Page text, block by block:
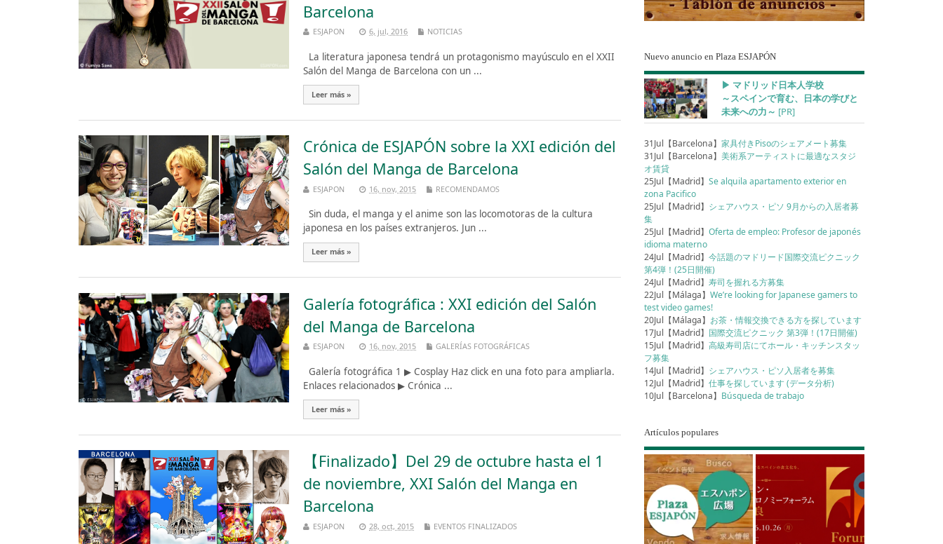
Barcelona
ESJAPON 6, jul, 2016 NOTICIAS
La literatura japonesa tendrá un protagonismo mayúsculo en el XXII
Salón del Manga de Barcelona con un ...
Leer más »
Crónica de ESJAPÓN sobre la XXI edición del
Salón del Manga de Barcelona
ESJAPON 16, nov, 2015 RECOMENDAMOS
Sin duda, el manga y el anime son las locomotoras de la cultura
japonesa en los países extranjeros. Jun ...
Leer más »
Galería fotográfica : XXI edición del Salón
del Manga de Barcelona
ESJAPON 16, nov, 2015 GALERÍAS FOTOGRÁFICAS
Galería fotográfica 1 ▶︎ Cosplay Haz click en una foto para ampliarla.
Enlaces relacionados ▶︎ Crónica ...
Leer más »
【Finalizado】Del 29 de octubre hasta el 1
de noviembre, XXI Salón del Manga en
Barcelona
ESJAPON 28, oct, 2015 EVENTOS FINALIZADOS
Nuevo anuncio en Plaza ESJAPÓN
▶︎ マドリッド日本人学校
～スペインで育む、日本の学びと
未来への力～ [PR]
31Jul【Barcelona】家具付きPisoのシェアメート募集
31Jul【Barcelona】美術系アーティストに最適なスタジ
オ賃貸
25Jul【Madrid】Se alquila apartamento exterior en
zona Pacifico
25Jul【Madrid】 シェアハウス・ピソ 9月からの入居者募
集
25Jul【Madrid】Oferta de empleo: Profesor de japonés
idioma materno
24Jul【Madrid】今話題のマドリード国際交流ピクニック
第4弾！(25日開催)
24Jul【Madrid】寿司を握れる方募集
22Jul【Málaga】We’re looking for Japanese gamers to
test video games!
20Jul【Málaga】 お茶・情報交換できる方を探しています
17Jul【Madrid】 国際交流ピクニック 第3弾！(17日開催)
15Jul【Madrid】高級寿司店にてホール・キッチンスタッ
フ募集
14Jul【Madrid】 シェアハウス・ピソ入居者を募集
12Jul【Madrid】仕事を探しています (データ分析)
10Jul【Barcelona】 Búsqueda de trabajo
Artículos populares